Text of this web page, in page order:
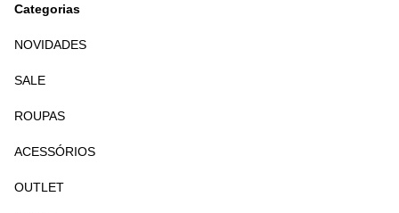
Categorias
NOVIDADES
SALE
ROUPAS
ACESSÓRIOS
OUTLET